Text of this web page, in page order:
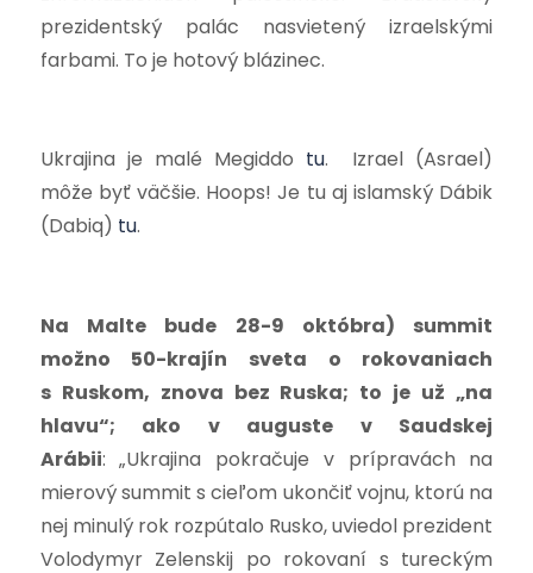
prezidentský palác nasvietený izraelskými
farbami. To je hotový blázinec.
Ukrajina je malé Megiddo tu.
Izrael (Asrael)
môže byť väčšie. Hoops! Je tu aj islamský Dábik
(Dabiq) tu.
Na Malte bude 28-9 októbra) summit
možno 50-krajín sveta o rokovaniach
s Ruskom, znova bez Ruska; to je už „na
hlavu“; ako v auguste v Saudskej
Arábii: „Ukrajina pokračuje v prípravách na
mierový summit s cieľom ukončiť vojnu, ktorú na
nej minulý rok rozpútalo Rusko, uviedol prezident
Volodymyr Zelenskij po rokovaní s tureckým